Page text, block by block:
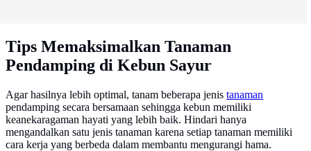
Tips Memaksimalkan Tanaman
Pendamping di Kebun Sayur
Agar hasilnya lebih optimal, tanam beberapa jenis tanaman
pendamping secara bersamaan sehingga kebun memiliki
keanekaragaman hayati yang lebih baik. Hindari hanya
mengandalkan satu jenis tanaman karena setiap tanaman memiliki
cara kerja yang berbeda dalam membantu mengurangi hama.